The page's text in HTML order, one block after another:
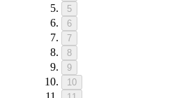
5
6
7
8
9
10